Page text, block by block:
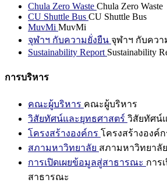
Chula Zero Waste Chula Zero Waste
CU Shuttle Bus CU Shuttle Bus
MuvMi MuvMi
จุฬาฯ กับความยั่งยืน จุฬาฯ กับควา
Sustainability Report Sustainability
การบริหาร
คณะผู้บริหาร คณะผู้บริหาร
วิสัยทัศน์และยุทธศาสตร์ วิสัยทัศน์
โครงสร้างองค์กร โครงสร้างองค์ก
สภามหาวิทยาลัย สภามหาวิทยาลัย
การเปิดเผยข้อมูลสู่สาธารณะ การ
สาธารณะ